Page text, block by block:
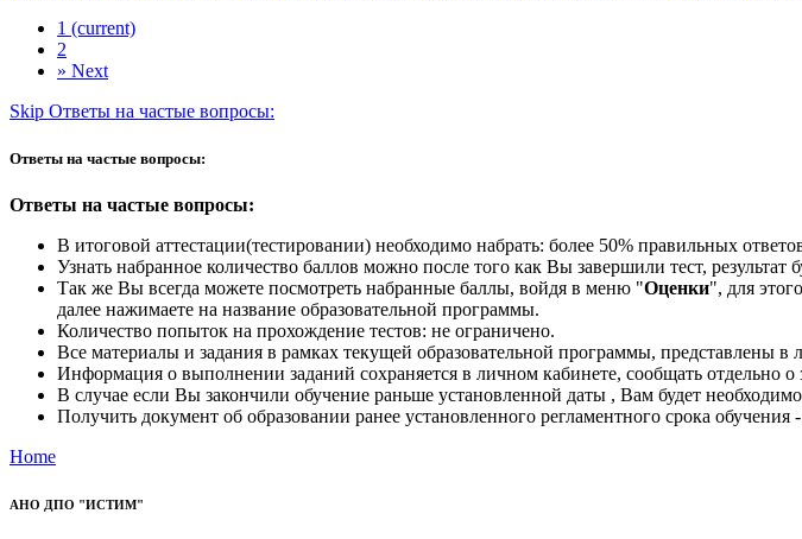
1 (current)
2
» Next
Skip Ответы на частые вопросы:
Ответы на частые вопросы:
Ответы на частые вопросы:
В итоговой аттестации(тестировании) необходимо набрать: более 50% правильных
Узнать набранное количество баллов можно после того как Вы завершили тест, результат
Так же Вы всегда можете посмотреть набранные баллы, войдя в меню "Оценки", для
далее нажимаете на название образовательной программы.
Количество попыток на прохождение тестов: не ограничено.
Все материалы и задания в рамках текущей образовательной программы, представлены
Информация о выполнении заданий сохраняется в личном кабинете, сообщать отдельно
В случае если Вы закончили обучение раньше установленной даты , Вам будет
Получить документ об образовании ранее установленного регламентного срока обучения
Home
АНО ДПО "ИСТИМ"